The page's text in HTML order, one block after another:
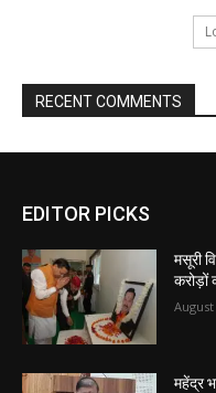
EDITOR PICKS
मसूरी
करोड़ों
August
महेंद्र